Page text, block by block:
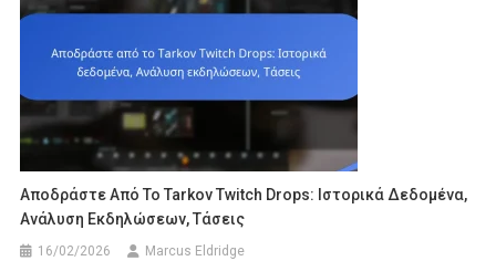
Αποδράστε Από Το Tarkov Twitch Drops: Ιστορικά Δεδομένα,
Ανάλυση Εκδηλώσεων, Τάσεις
16/02/2026 Marcus Eldridge